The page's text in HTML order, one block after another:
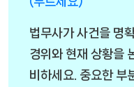
법무사가 사건을 명
경위와 현재 상황을
비하세요. 중요한 부